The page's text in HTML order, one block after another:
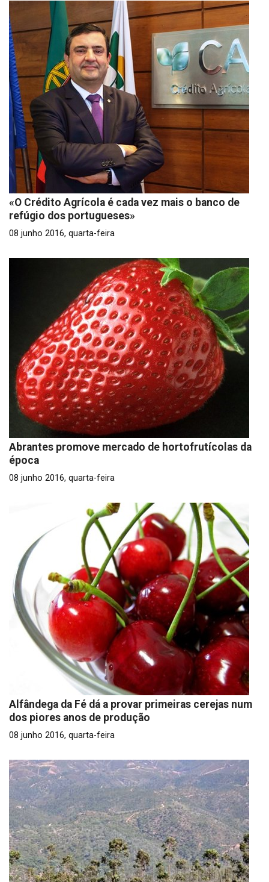
«O Crédito Agrícola é cada vez mais o banco de
refúgio dos portugueses»
08 junho 2016, quarta-feira
Abrantes promove mercado de hortofrutícolas da
época
08 junho 2016, quarta-feira
Alfândega da Fé dá a provar primeiras cerejas num
dos piores anos de produção
08 junho 2016, quarta-feira